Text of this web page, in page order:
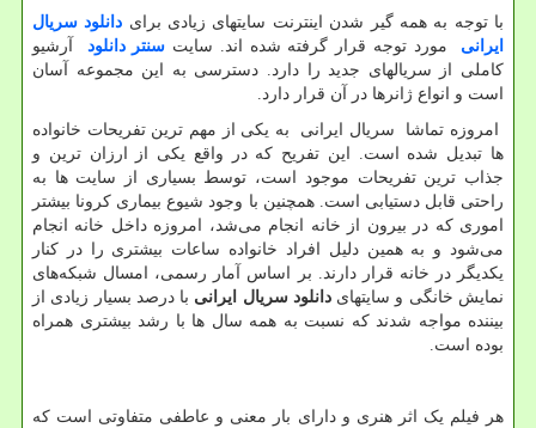
با توجه به همه گیر شدن اینترنت سایت­های زیادی برای دانلود سریال
ایرانی مورد توجه قرار گرفته شده اند. سایت سنتر دانلود آرشیو
کاملی از سریال­های جدید را دارد. دسترسی به این مجموعه آسان
است و انواع ژانرها در آن قرار دارد.
امروزه تماشا سریال ایرانی به یکی از مهم ترین تفریحات خانواده
ها تبدیل شده است. این تفریح که در واقع یکی از ارزان ترین و
جذاب ترین تفریحات موجود است، توسط بسیاری از سایت ها به
راحتی قابل دستیابی است. همچنین با وجود شیوع بیماری کرونا بیشتر
اموری که در بیرون از خانه انجام می‌شد، امروزه داخل خانه انجام
می‌شود و به همین دلیل افراد خانواده ساعات بیشتری را در کنار
یکدیگر در خانه قرار دارند. بر اساس آمار رسمی، امسال شبکه‌های
نمایش خانگی و سایت­هایدانلود سریال ایرانی با درصد بسیار زیادی از
بیننده مواجه شدند که نسبت به همه سال ها با رشد بیشتری همراه
بوده است.
هر فیلم یک اثر هنری و دارای بار معنی و عاطفی متفاوتی است که